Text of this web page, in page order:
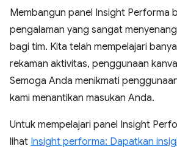
Membangun panel Insight Performa
pengalaman yang sangat
bagi tim. Kita telah mempelajari
rekaman aktivitas, penggunaan
Semoga Anda menikmati
kami menantikan masukan Anda.
Untuk mempelajari panel Insight
lihat Insight performa: Dapatkan